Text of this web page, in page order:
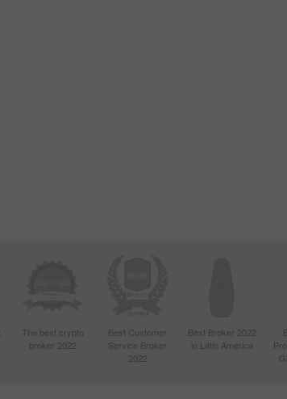
The best crypto
broker 2022
Best Customer
Service Broker
2022
Best Broker 2022
in Latin America